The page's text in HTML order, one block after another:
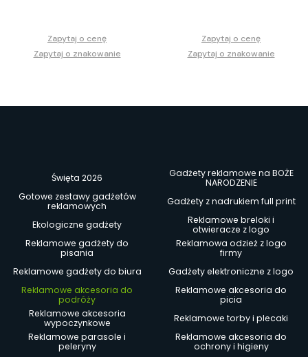
Zapytaj o cenę
Zapytaj o znakowanie
Zapytaj o cenę
Zapytaj o znakowanie
Święta 2026
Gadżety reklamowe na BOŻE
NARODZENIE
Gotowe zestawy gadżetów
reklamowych
Gadżety z nadrukiem full print
Ekologiczne gadżety
Reklamowe breloki i
otwieracze z logo
Reklamowe gadżety do
pisania
Reklamowa odzież z logo
firmy
Reklamowe gadżety do biura
Gadżety elektroniczne z logo
Reklamowe akcesoria do
podróży
Reklamowe akcesoria do
picia
Reklamowe akcesoria
wypoczynkowe
Reklamowe torby i plecaki
Reklamowe parasole i
peleryny
Reklamowe akcesoria do
ochrony i higieny